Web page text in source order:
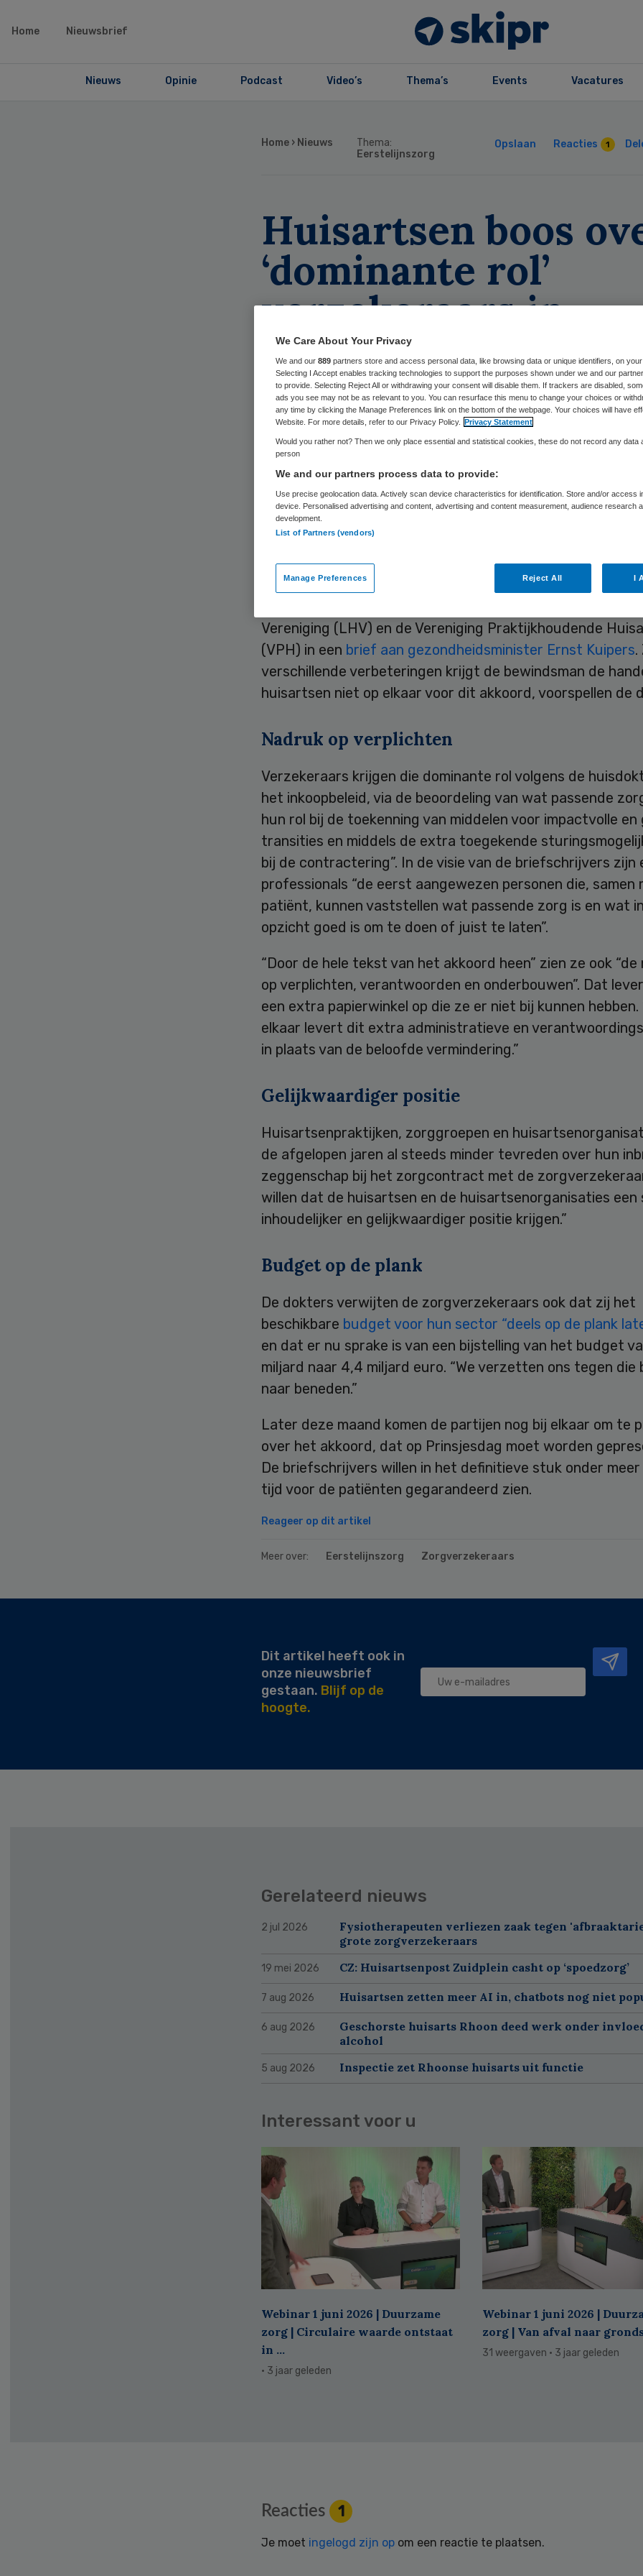
Home Nieuwsbrief
Nieuws Opinie Podcast Video’s Thema’s Events Vacatures
Home › Nieuws
Thema:
Eerstelijnszorg
Opslaan Reacties 1
Huisartsen boos
‘dominante rol’
verzekeraars in
zorgakkoord
Skipr Redactie 19 augustus 2022,12:41
Huisartsen zijn niet te spreken over de “hele stevige en
rol” die verzekeraars in hun ogen krijgen toebedeeld in
voor hetIntegraal Zorgakkoord (IZA)over de zorg in de
toekomst.
“Dit vinden wij de verkeerde beweging en geen recht doen
Vereniging (LHV) en de Vereniging Praktijkhoudende
(VPH) in een brief aan gezondheidsminister Ernst Kuipers.
verschillende verbeteringen krijgt de bewindsman de
huisartsen niet op elkaar voor dit akkoord, voorspellen de
Nadruk op verplichten
Verzekeraars krijgen die dominante rol volgens de
het inkoopbeleid, via de beoordeling van wat passende
hun rol bij de toekenning van middelen voor impactvolle
transities en middels de extra toegekende
bij de contractering”. In de visie van de briefschrijvers zijn
professionals “de eerst aangewezen personen die, samen
patiënt, kunnen vaststellen wat passende zorg is en wat
opzicht goed is om te doen of juist te laten”.
“Door de hele tekst van het akkoord heen” zien ze ook
op verplichten, verantwoorden en onderbouwen”. Dat
een extra papierwinkel op die ze er niet bij kunnen hebben.
elkaar levert dit extra administratieve en
in plaats van de beloofde vermindering.”
Gelijkwaardiger positie
Huisartsenpraktijken, zorggroepen en
de afgelopen jaren al steeds minder tevreden over hun
zeggenschap bij het zorgcontract met de
willen dat de huisartsen en de huisartsenorganisaties een
inhoudelijker en gelijkwaardiger positie krijgen.”
Budget op de plank
De dokters verwijten de zorgverzekeraars ook dat zij het
beschikbare budget voor hun sector “deels op de plank
en dat er nu sprake is van een bijstelling van het budget
miljard naar 4,4 miljard euro. “We verzetten ons tegen die
naar beneden.”
Later deze maand komen de partijen nog bij elkaar om te
over het akkoord, dat op Prinsjesdag moet worden
De briefschrijvers willen in het definitieve stuk onder meer
tijd voor de patiënten gegarandeerd zien.
Reageer op dit artikel
Meer over: Eerstelijnszorg Zorgverzekeraars
Secondary
Dit artikel heeft ook in
onze nieuwsbrief
gestaan. Blijf op de
hoogte.
Gerelateerd nieuws
2 jul 2026
Fysiotherapeuten verliezen zaak tegen
grote zorgverzekeraars
19 mei 2026 CZ: Huisartsenpost Zuidplein casht op ‘spoedzorg’
7 aug 2026 Huisartsen zetten meer AI in, chatbots nog niet
6 aug 2026
Geschorste huisarts Rhoon deed werk onder
alcohol
5 aug 2026 Inspectie zet Rhoonse huisarts uit functie
Interessant voor u
Webinar 1 juni 2026 | Duurzame
zorg | Circulaire waarde ontstaat
in ...
· 3 jaar geleden
Webinar 1 juni 2026 |
zorg | Van afval naar
31 weergaven · 3 jaar geleden
Reacties 1
Je moet ingelogd zijn op om een reactie te plaatsen.
We Care About Your Privacy
We and our 889 partners store and access personal data, like browsing data or unique identifiers, on your
Selecting I Accept enables tracking technologies to support the purposes shown under we and our
to provide. Selecting Reject All or withdrawing your consent will disable them. If trackers are disabled,
ads you see may not be as relevant to you. You can resurface this menu to change your choices or
any time by clicking the Manage Preferences link on the bottom of the webpage. Your choices will have
Website. For more details, refer to our Privacy Policy.
Privacy Statement
Would you rather not? Then we only place essential and statistical cookies, these do not record any data
person
We and our partners process data to provide:
Use precise geolocation data. Actively scan device characteristics for identification. Store and/or access
device. Personalised advertising and content, advertising and content measurement, audience research
development.
List of Partners (vendors)
Manage Preferences Reject All I